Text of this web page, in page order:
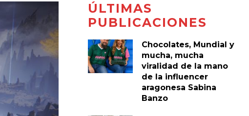
ÚLTIMAS
PUBLICACIONES
Chocolates, Mundial y
mucha, mucha
viralidad de la mano
de la influencer
aragonesa Sabina
Banzo